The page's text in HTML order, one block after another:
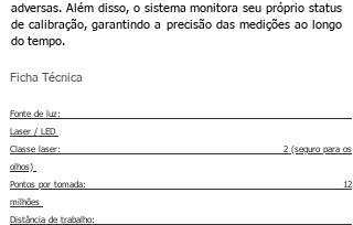
adversas. Além disso, o sistema monitora seu próprio status
de calibração, garantindo a precisão das medições ao longo
do tempo.
Ficha Técnica
Fonte de luz:
Laser / LED
Classe laser: 2 (seguro para os
olhos)
Pontos por tomada: 12
milhões
​Distância de trabalho: